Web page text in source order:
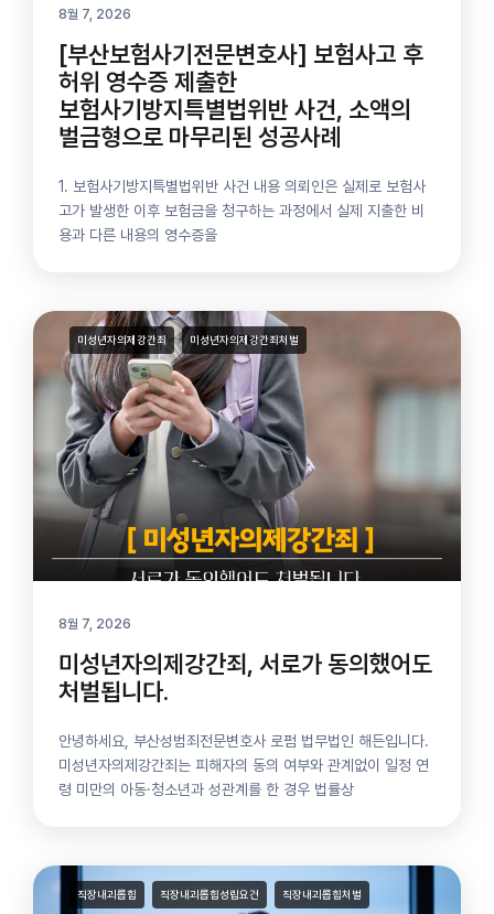
8월 7, 2026
[부산보험사기전문변호사] 보험사고 후
허위 영수증 제출한
보험사기방지특별법위반 사건, 소액의
벌금형으로 마무리된 성공사례
1. 보험사기방지특별법위반 사건 내용 의뢰인은 실제로 보험사
고가 발생한 이후 보험금을 청구하는 과정에서 실제 지출한 비
용과 다른 내용의 영수증을
미성년자의제강간죄 미성년자의제강간죄처벌
8월 7, 2026
미성년자의제강간죄, 서로가 동의했어도
처벌됩니다.
안녕하세요, 부산성범죄전문변호사 로펌 법무법인 해든입니다.
미성년자의제강간죄는 피해자의 동의 여부와 관계없이 일정 연
령 미만의 아동·청소년과 성관계를 한 경우 법률상
직장내괴롭힘 직장내괴롭힘성립요건 직장내괴롭힘처벌